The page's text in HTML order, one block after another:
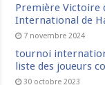
Première Victoire
International de
7 novembre 2024
tournoi
liste des joueurs
30 octobre 2023